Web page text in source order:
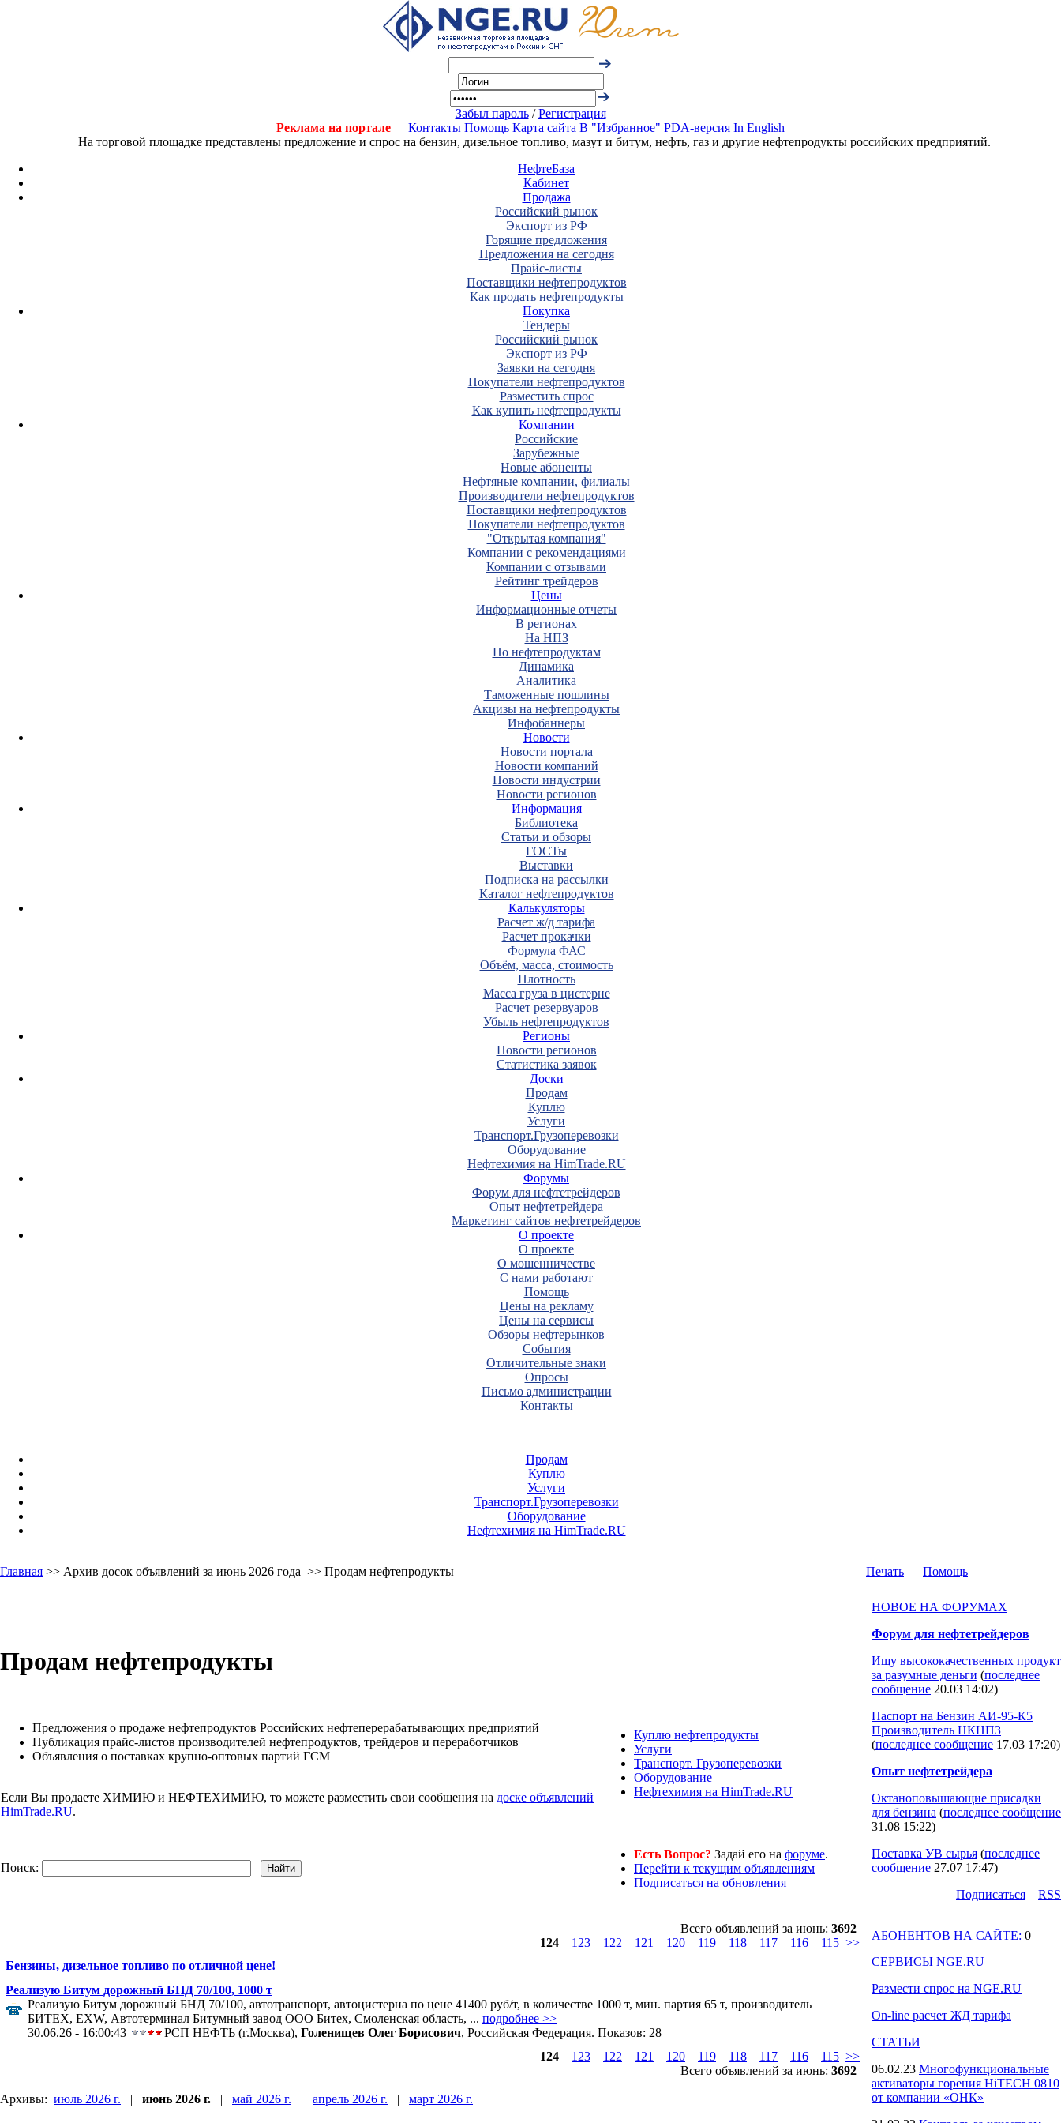
Забыл пароль/Регистрация
Реклама на портале
Контакты Помощь Карта сайта В "Избранное" PDA-версия In English
На торговой площадке представлены предложение и спрос на бензин, дизельное топливо, мазут и битум, нефть, газ и другие нефтепродукты российских предприятий.
НефтеБаза
Кабинет
Продажа
Российский рынок
Экспорт из РФ
Горящие предложения
Предложения на сегодня
Прайс-листы
Поставщики нефтепродуктов
Как продать нефтепродукты
Покупка
Тендеры
Российский рынок
Экспорт из РФ
Заявки на сегодня
Покупатели нефтепродуктов
Разместить спрос
Как купить нефтепродукты
Компании
Российские
Зарубежные
Новые абоненты
Нефтяные компании, филиалы
Производители нефтепродуктов
Поставщики нефтепродуктов
Покупатели нефтепродуктов
"Открытая компания"
Компании с рекомендациями
Компании с отзывами
Рейтинг трейдеров
Цены
Информационные отчеты
В регионах
На НПЗ
По нефтепродуктам
Динамика
Аналитика
Таможенные пошлины
Акцизы на нефтепродукты
Инфобаннеры
Новости
Новости портала
Новости компаний
Новости индустрии
Новости регионов
Информация
Библиотека
Статьи и обзоры
ГОСТы
Выставки
Подписка на рассылки
Каталог нефтепродуктов
Калькуляторы
Расчет ж/д тарифа
Расчет прокачки
Формула ФАС
Объём, масса, стоимость
Плотность
Масса груза в цистерне
Расчет резервуаров
Убыль нефтепродуктов
Регионы
Новости регионов
Статистика заявок
Доски
Продам
Куплю
Услуги
Транспорт.Грузоперевозки
Оборудование
Нефтехимия на HimTrade.RU
Форумы
Форум для нефтетрейдеров
Опыт нефтетрейдера
Маркетинг сайтов нефтетрейдеров
О проекте
О проекте
О мошенничестве
С нами работают
Помощь
Цены на рекламу
Цены на сервисы
Обзоры нефтерынков
События
Отличительные знаки
Опросы
Письмо администрации
Контакты
Продам
Куплю
Услуги
Транспорт.Грузоперевозки
Оборудование
Нефтехимия на HimTrade.RU
Главная >> Архив досок объявлений за июнь 2026 года >> Продам нефтепродукты Печать Помощь
Продам нефтепродукты
Предложения о продаже нефтепродуктов Российских нефтеперерабатывающих предприятий
Публикация прайс-листов производителей нефтепродуктов, трейдеров и переработчиков
Объявления о поставках крупно-оптовых партий ГСМ
Если Вы продаете ХИМИЮ и НЕФТЕХИМИЮ, то можете разместить свои сообщения на доске объявлений
HimTrade.RU.
Куплю нефтепродукты
Услуги
Транспорт. Грузоперевозки
Оборудование
Нефтехимия на HimTrade.RU
Поиск:
Есть Вопрос? Задай его на форуме.
Перейти к текущим объявлениям
Подписаться на обновления
Всего объявлений за июнь: 3692
124
123 122 121 120 119 118 117 116 115 >>
Бензины, дизельное топливо по отличной цене!
Реализую Битум дорожный БНД 70/100, 1000 т
Реализую Битум дорожный БНД 70/100, автотранспорт, автоцистерна по цене 41400 руб/т, в количестве 1000 т, мин. партия 65 т, производитель
БИТЕХ, EXW, Автотерминал Битумный завод ООО Битех, Смоленская область, ... подробнее >>
30.06.26 - 16:00:43
РСП НЕФТЬ (г.Москва), Голенищев Олег Борисович, Российская Федерация. Показов: 28
124
123 122 121 120 119 118 117 116 115 >>
Всего объявлений за июнь: 3692
Архивы: июль 2026 г. | июнь 2026 г. | май 2026 г. | апрель 2026 г. | март 2026 г.
НОВОЕ НА ФОРУМАХ
Форум для нефтетрейдеров
Ищу высококачественных продукт
за разумные деньги (последнее
сообщение 20.03 14:02)
Паспорт на Бензин АИ-95-К5
Производитель НКНПЗ
(последнее сообщение 17.03 17:20)
Опыт нефтетрейдера
Октаноповышающие присадки
для бензина (последнее сообщение
31.08 15:22)
Поставка УВ сырья (последнее
сообщение 27.07 17:47)
Подпиcаться
RSS
АБОНЕНТОВ НА САЙТЕ: 0
СЕРВИСЫ NGE.RU
Размести спрос на NGE.RU
On-line расчет ЖД тарифа
СТАТЬИ
06.02.23 Многофункциональные
активаторы горения HiTECH 0810
от компании «ОНК»